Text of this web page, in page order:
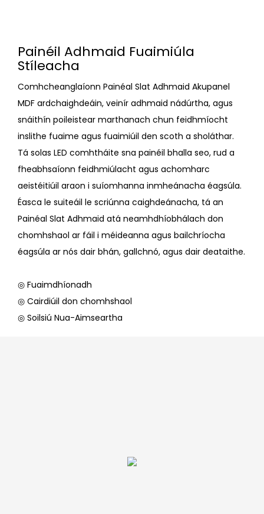
Painéil Adhmaid Fuaimiúla
Stíleacha
Comhcheanglaíonn Painéal Slat Adhmaid Akupanel
MDF ardchaighdeáin, veinír adhmaid nádúrtha, agus
snáithín poileistear marthanach chun feidhmíocht
inslithe fuaime agus fuaimiúil den scoth a sholáthar.
Tá solas LED comhtháite sna painéil bhalla seo, rud a
fheabhsaíonn feidhmiúlacht agus achomharc
aeistéitiúil araon i suíomhanna inmheánacha éagsúla.
Éasca le suiteáil le scriúnna caighdeánacha, tá an
Painéal Slat Adhmaid atá neamhdhíobhálach don
chomhshaol ar fáil i méideanna agus bailchríocha
éagsúla ar nós dair bhán, gallchnó, agus dair deataithe.
◎ Fuaimdhíonadh
◎ Cairdiúil don chomhshaol
◎ Soilsiú Nua-Aimseartha